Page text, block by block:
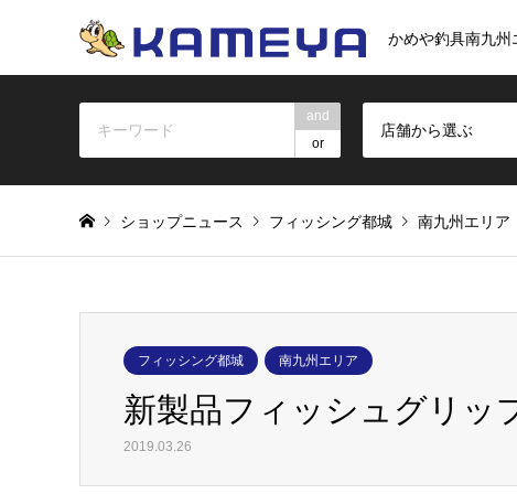
かめや釣具南九州
and
or
店舗から選ぶ
ショップニュース フィッシング都城 南九州エリア
フィッシング都城 南九州エリア
新製品フィッシュグリッ
2019.03.26